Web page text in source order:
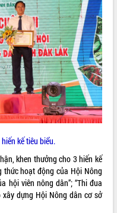
kế tiêu biểu.
khen thưởng cho 3 hiến kế
thức hoạt động của Hội Nông
hội viên nông dân”; “Thi đua
xây dựng Hội Nông dân cơ sở